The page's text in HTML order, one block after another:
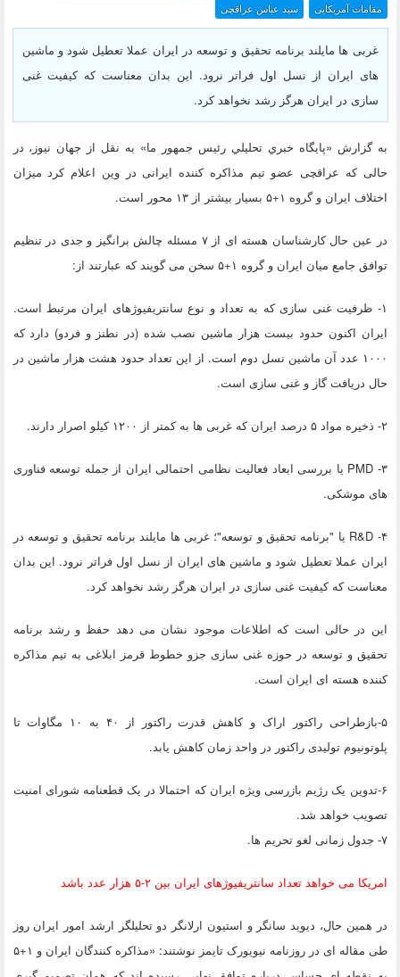
سید عباس عراقچی مقامات آمریکایی
غربی ها مایلند برنامه تحقیق و توسعه در ایران عملا تعطیل شود و ماشین
های ایران از نسل اول فراتر نرود. این بدان معناست که کیفیت غنی
سازی در ایران هرگز رشد نخواهد کرد.
به گزارش «پايگاه خبري تحليلي رئيس جمهور ما» به نقل از جهان نیوز، در
حالی که عراقچی عضو تیم مذاکره کننده ایرانی در وین اعلام کرد میزان
اختلاف ایران و گروه ۱+۵ بسیار بیشتر از ۱۳ محور است.
در عین حال کارشناسان هسته ای از ۷ مسئله چالش برانگیز و جدی در تنظیم
توافق جامع میان ایران و گروه ۱+۵ سخن می گویند که عبارتند از:
۱- ظرفیت غنی سازی که به تعداد و نوع سانتریفیوژهای ایران مرتبط است.
ایران اکنون حدود بیست هزار ماشین نصب شده (در نطنز و فردو) دارد که
۱۰۰۰ عدد آن ماشین نسل دوم است. از این تعداد حدود هشت هزار ماشین در
حال دریافت گاز و غنی سازی است.
۲- ذخیره مواد ۵ درصد ایران که غربی ها به کمتر از ۱۲۰۰ کیلو اصرار دارند.
۳- PMD یا بررسی ابعاد فعالیت نظامی احتمالی ایران از جمله توسعه فناوری
های موشکی.
۴- R&D یا "برنامه تحقیق و توسعه"؛ غربی ها مایلند برنامه تحقیق و توسعه در
ایران عملا تعطیل شود و ماشین های ایران از نسل اول فراتر نرود. این بدان
معناست که کیفیت غنی سازی در ایران هرگز رشد نخواهد کرد.
این در حالی است که اطلاعات موجود نشان می دهد حفظ و رشد برنامه
تحقیق و توسعه در حوزه غنی سازی جزو خطوط قرمز ابلاغی به تیم مذاکره
کننده هسته ای ایران است.
۵-بازطراحی راکتور اراک و کاهش قدرت راکتور از ۴۰ به ۱۰ مگاوات تا
پلوتونیوم تولیدی راکتور در واحد زمان کاهش یابد.
۶-تدوین یک رژیم بازرسی ویژه ایران که احتمالا در یک قطعنامه شورای امنیت
تصویب خواهد شد.
۷- جدول زمانی لغو تحریم ها.
امریکا می خواهد تعداد سانتریفیوژهای ایران بین ۲-۵ هزار عدد باشد
در همین حال، دیوید سانگر و استیون ارلانگر دو تحلیلگر ارشد امور ایران روز
طی مقاله ای در روزنامه نیویورک تایمز نوشتند: «مذاکره کنندگان ایران و ۱+۵